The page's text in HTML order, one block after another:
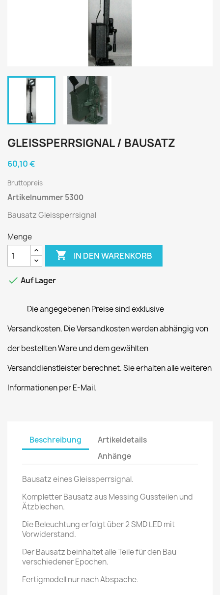
GLEISSPERRSIGNAL / BAUSATZ
60,10 €
Bruttopreis
Artikelnummer 5300
Bausatz Gleissperrsignal
Menge
 IN DEN WARENKORB
 Auf Lager
Die angegebenen Preise sind exklusive
Versandkosten. Die Versandkosten werden abhängig von
der bestellten Ware und dem gewählten
Versanddienstleister berechnet. Sie erhalten alle weiteren
Informationen per E-Mail.
Beschreibung
Artikeldetails
Anhänge
Bausatz eines Gleissperrsignal.
Kompletter Bausatz aus Messing Gussteilen und
Ätzblechen.
Die Beleuchtung erfolgt über 2 SMD LED mit
Vorwiderstand.
Der Bausatz beinhaltet alle Teile für den Bau
verschiedener Epochen.
Fertigmodell nur nach Abspache.